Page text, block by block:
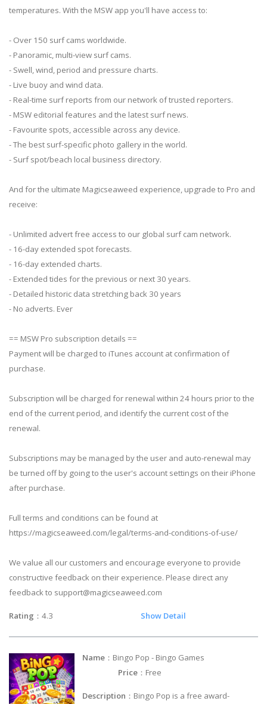
temperatures. With the MSW app you'll have access to:
- Over 150 surf cams worldwide.
- Panoramic, multi-view surf cams.
- Swell, wind, period and pressure charts.
- Live buoy and wind data.
- Real-time surf reports from our network of trusted reporters.
- MSW editorial features and the latest surf news.
- Favourite spots, accessible across any device.
- The best surf-specific photo gallery in the world.
- Surf spot/beach local business directory.
And for the ultimate Magicseaweed experience, upgrade to Pro and
receive:
- Unlimited advert free access to our global surf cam network.
- 16-day extended spot forecasts.
- 16-day extended charts.
- Extended tides for the previous or next 30 years.
- Detailed historic data stretching back 30 years
- No adverts. Ever
== MSW Pro subscription details ==
Payment will be charged to iTunes account at confirmation of
purchase.
Subscription will be charged for renewal within 24 hours prior to the
end of the current period, and identify the current cost of the
renewal.
Subscriptions may be managed by the user and auto-renewal may
be turned off by going to the user's account settings on their iPhone
after purchase.
Full terms and conditions can be found at
https://magicseaweed.com/legal/terms-and-conditions-of-use/
We value all our customers and encourage everyone to provide
constructive feedback on their experience. Please direct any
feedback to support@magicseaweed.com
Rating ：4.3 Show Detail
Name ：Bingo Pop - Bingo Games
Price ：Free
Description ：Bingo Pop is a free award-